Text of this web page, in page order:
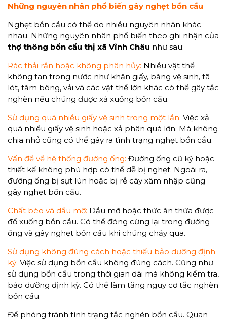
Những nguyên nhân phổ biến gây nghẹt bồn cầu
Nghẹt bồn cầu có thể do nhiều nguyên nhân khác
nhau. Những nguyên nhân phổ biến theo ghi nhận của
thợ thông bồn cầu thị xã Vĩnh Châu như sau:
Rác thải rắn hoặc không phân hủy: Nhiều vật thể
không tan trong nước như khăn giấy, băng vệ sinh, tã
lót, tăm bông, vải và các vật thể lớn khác có thể gây tắc
nghẽn nếu chúng được xả xuống bồn cầu.
Sử dụng quá nhiều giấy vệ sinh trong một lần: Việc xả
quá nhiều giấy vệ sinh hoặc xả phân quá lớn. Mà không
chia nhỏ cũng có thể gây ra tình trạng nghẹt bồn cầu.
Vấn đề về hệ thống đường ống: Đường ống cũ kỹ hoặc
thiết kế không phù hợp có thể dễ bị nghẹt. Ngoài ra,
đường ống bị sụt lún hoặc bị rễ cây xâm nhập cũng
gây nghẹt bồn cầu.
Chất béo và dầu mỡ: Dầu mỡ hoặc thức ăn thừa được
đổ xuống bồn cầu. Có thể đóng cứng lại trong đường
ống và gây nghẹt bồn cầu khi chúng chảy qua.
Sử dụng không đúng cách hoặc thiếu bảo dưỡng định
kỳ: Việc sử dụng bồn cầu không đúng cách. Cũng như
sử dụng bồn cầu trong thời gian dài mà không kiểm tra,
bảo dưỡng định kỳ. Có thể làm tăng nguy cơ tắc nghẽn
bồn cầu.
Để phòng tránh tình trạng tắc nghẽn bồn cầu. Quan